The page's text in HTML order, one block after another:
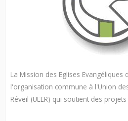
La Mission des Eglises Evangéliques
l'organisation commune à l'Union
Réveil (UEER) qui soutient des